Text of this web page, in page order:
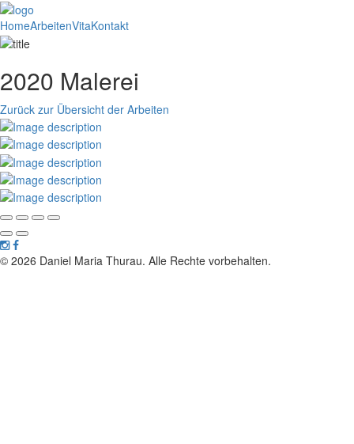
HomeArbeitenVitaKontakt
2020 Malerei
Zurück zur Übersicht der Arbeiten
© 2026 Daniel Maria Thurau. Alle Rechte vorbehalten.